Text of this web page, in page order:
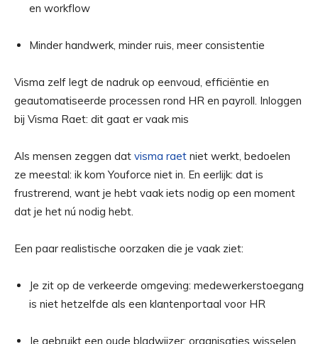
en workflow
Minder handwerk, minder ruis, meer consistentie
Visma zelf legt de nadruk op eenvoud, efficiëntie en
geautomatiseerde processen rond HR en payroll. Inloggen
bij Visma Raet: dit gaat er vaak mis
Als mensen zeggen dat visma raet niet werkt, bedoelen
ze meestal: ik kom Youforce niet in. En eerlijk: dat is
frustrerend, want je hebt vaak iets nodig op een moment
dat je het nú nodig hebt.
Een paar realistische oorzaken die je vaak ziet:
Je zit op de verkeerde omgeving: medewerkerstoegang
is niet hetzelfde als een klantenportaal voor HR
Je gebruikt een oude bladwijzer: organisaties wisselen